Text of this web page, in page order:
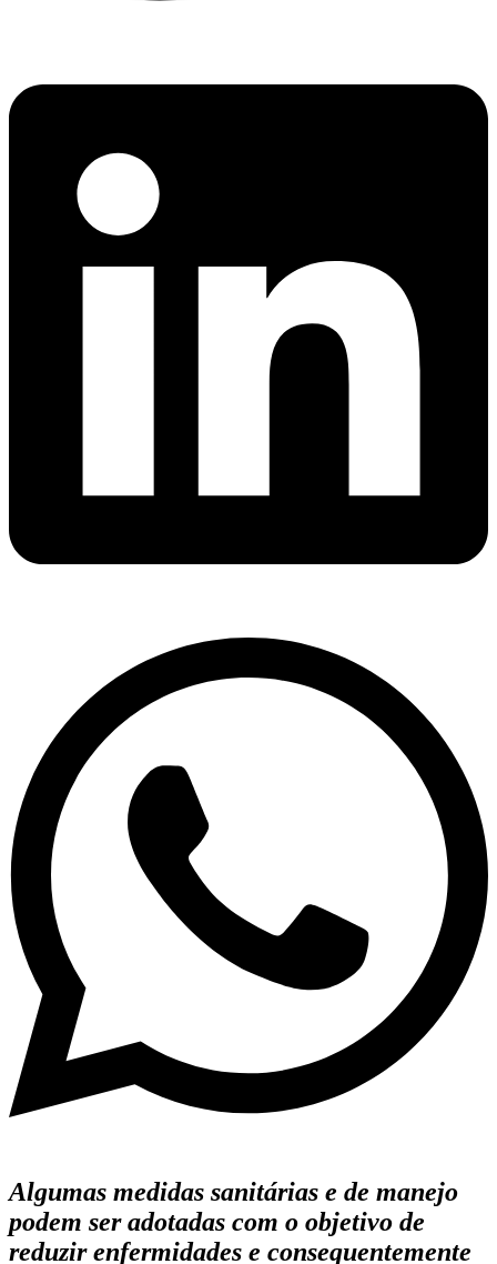
Algumas medidas sanitárias e de manejo
podem ser adotadas com o objetivo de
reduzir enfermidades e consequentemente